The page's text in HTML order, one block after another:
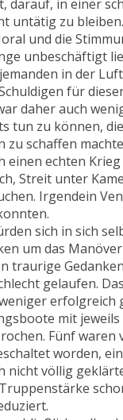
darauf, in einer
untätig zu
und die
unbeschäftigt
in der
für
daher auch
tun zu können,
schaffen
einen echten
Streit unter
Irgendein
sich in sich
um das
traurige
gelaufen.
erfolgreich
mit jeweils
Fünf waren
worden,
nicht völlig